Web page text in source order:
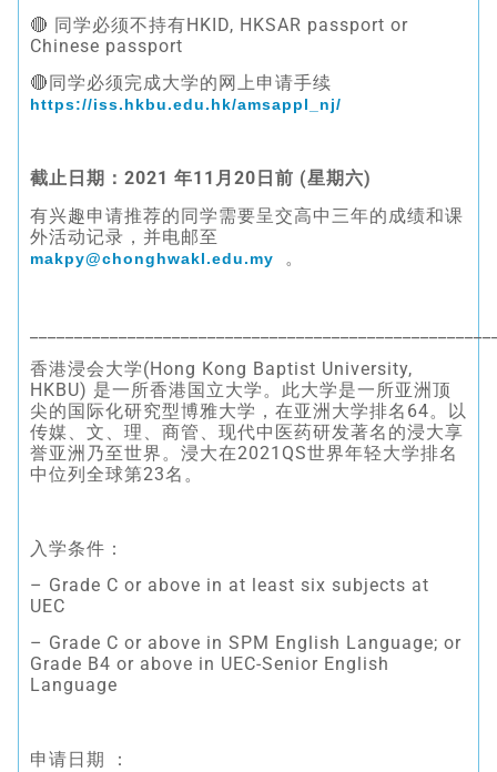
🔴 同学必须不持有HKID, HKSAR passport or
Chinese passport
🔴同学必须完成大学的网上申请手续
https://iss.hkbu.edu.hk/amsappl_nj/
截止日期：2021 年11月20日前 (星期六)
有兴趣申请推荐的同学需要呈交高中三年的成绩和课
外活动记录，并电邮至
makpy@chonghwakl.edu.my 。
香港浸会大学(Hong Kong Baptist University,
HKBU) 是一所香港国立大学。此大学是一所亚洲顶
尖的国际化研究型博雅大学，在亚洲大学排名64。以
传媒、文、理、商管、现代中医药研发著名的浸大享
誉亚洲乃至世界。浸大在2021QS世界年轻大学排名
中位列全球第23名。
入学条件：
– Grade C or above in at least six subjects at
UEC
– Grade C or above in SPM English Language; or
Grade B4 or above in UEC-Senior English
Language
申请日期 ：